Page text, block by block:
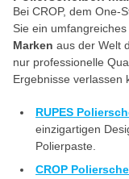
Bei CROP, dem One-
Sie ein
Marken aus der Welt
nur professionelle
Ergebnisse verlassen
RUPES
einzigartigen
Polierpaste.
CROP